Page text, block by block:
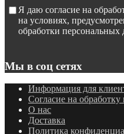
Я даю согласие на
на условиях,
обработки персональных
Мы в соц сетях
Информация для
Согласие на
О нас
Доставка
Политика